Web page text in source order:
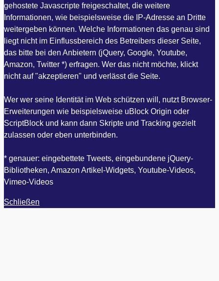
gehostete Javascripte freigeschaltet, die weitere
Informationen, wie beispielsweise die IP-Adresse an Dritte
weitergeben können. Welche Informationen das genau sind
liegt nicht im Einflussbereich des Betreibers dieser Seite,
das bitte bei den Anbietern (jQuery, Google, Youtube,
Amazon, Twitter *) erfragen. Wer das nicht möchte, klickt
nicht auf "akzeptieren" und verlässt die Seite.
Wer wer seine Identität im Web schützen will, nutzt Browser-
Erweiterungen wie beispielsweise uBlock Origin oder
ScriptBlock und kann dann Skripte und Tracking gezielt
zulassen oder eben unterbinden.
* genauer: eingebettete Tweets, eingebundene jQuery-
Bibliotheken, Amazon Artikel-Widgets, Youtube-Videos,
Vimeo-Videos
Schließen